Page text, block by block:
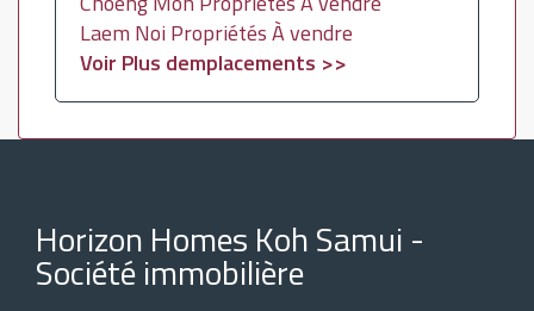
Laem Noi Propriétés À vendre
Voir Plus demplacements >>
Horizon Homes Koh Samui -
Société immobilière